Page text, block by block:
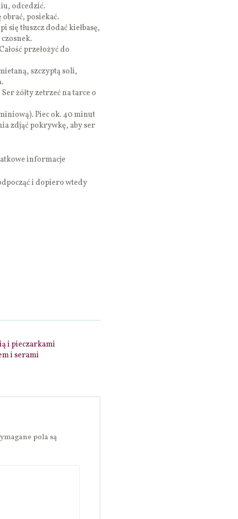
odcedzić.
obrać, posiekać.
tłuszcz dodać kiełbasę,
przełożyć do
szczyptą soli,
żółty zetrzeć na tarce o
Piec ok. 40 minut
zdjąć pokrywkę, aby ser
informacje
i dopiero wtedy
i pieczarkami
i serami
pola są